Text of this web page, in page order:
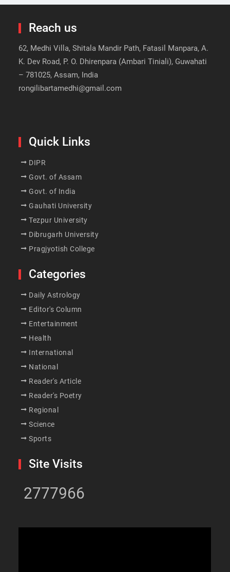
Reach us
62, Medhi Villa, Shitala Mandir Path, Fatasil Manpara, A.
K. Dev Road, P. O. Dhirenpara (Ambari Tiniali), Guwahati
– 781025, Assam, India
rongilibartamedhi@gmail.com
Quick Links
DIPR
Govt. of Assam
Govt. of India
Gauhati University
Tezpur University
Dibrugarh University
Pragjyotish College
Categories
Daily Astrology
Editor's Column
Entertainment
Health
International
National
Reader's Article
Reader's Poetry
Regional
Science
Sports
Site Visits
2777966